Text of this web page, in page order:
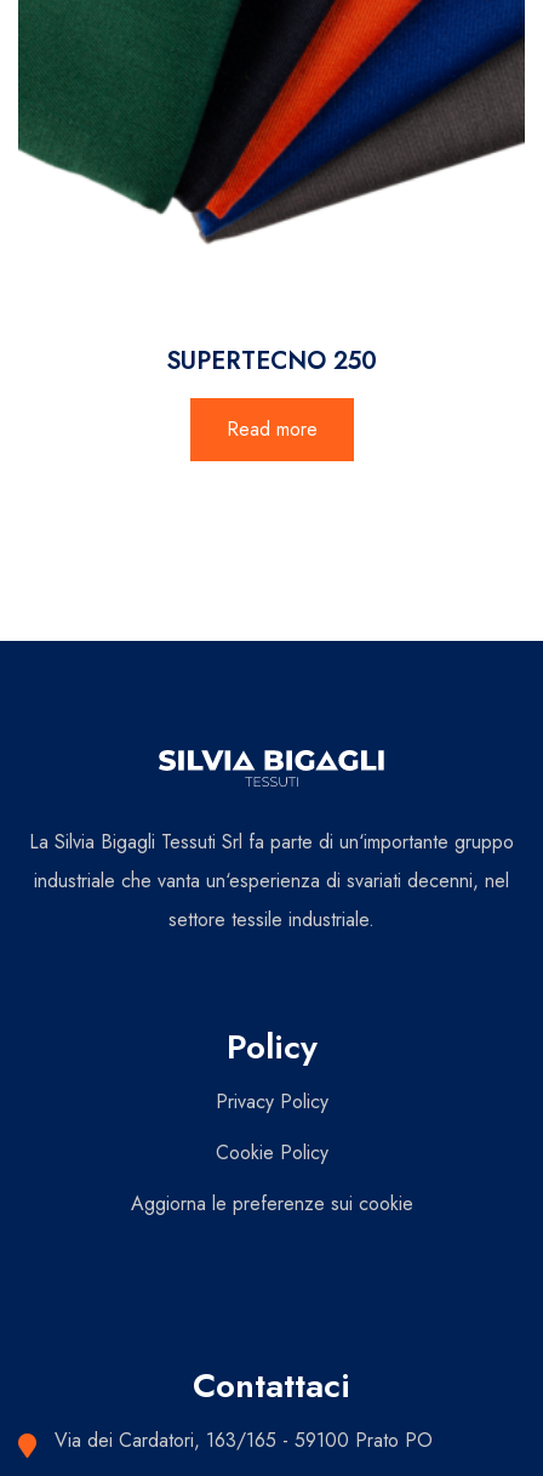
SUPERTECNO 250
Read more
La Silvia Bigagli Tessuti Srl fa parte di un‘importante gruppo
industriale che vanta un‘esperienza di svariati decenni, nel
settore tessile industriale.
Policy
Privacy Policy
Cookie Policy
Aggiorna le preferenze sui cookie
Contattaci
Via dei Cardatori, 163/165 - 59100 Prato PO